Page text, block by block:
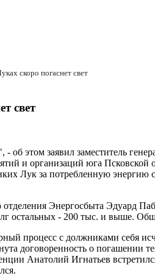
скоро погаснет свет
свет
- об этом заявил заместитель
и организаций юга
Лук за потребленную
отделения Энергосбыта Эдуард
остальных - 200 тыс. и выше.
процесс с должниками себя
договоренность о погашении
Анатолий Игнатьев